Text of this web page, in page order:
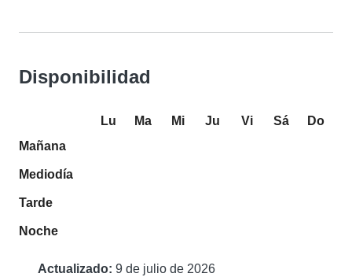
Disponibilidad
Lu Ma Mi Ju Vi Sá
Do
Mañana
Mediodía
Tarde
Noche
Actualizado: 9 de julio de 2026